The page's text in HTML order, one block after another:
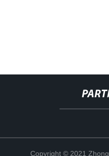
Copyright © 2021